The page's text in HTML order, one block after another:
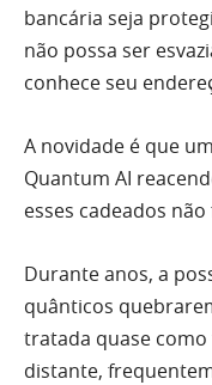
bancária seja
não possa ser
conhece seu
A novidade é que
Quantum AI
esses cadeados
Durante anos, a
quânticos
tratada quase
distante,